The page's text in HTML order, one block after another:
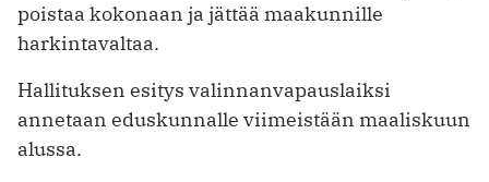
poistaa kokonaan ja jättää maakunnille
harkintavaltaa.
Hallituksen esitys valinnanvapauslaiksi
annetaan eduskunnalle viimeistään maaliskuun
alussa.